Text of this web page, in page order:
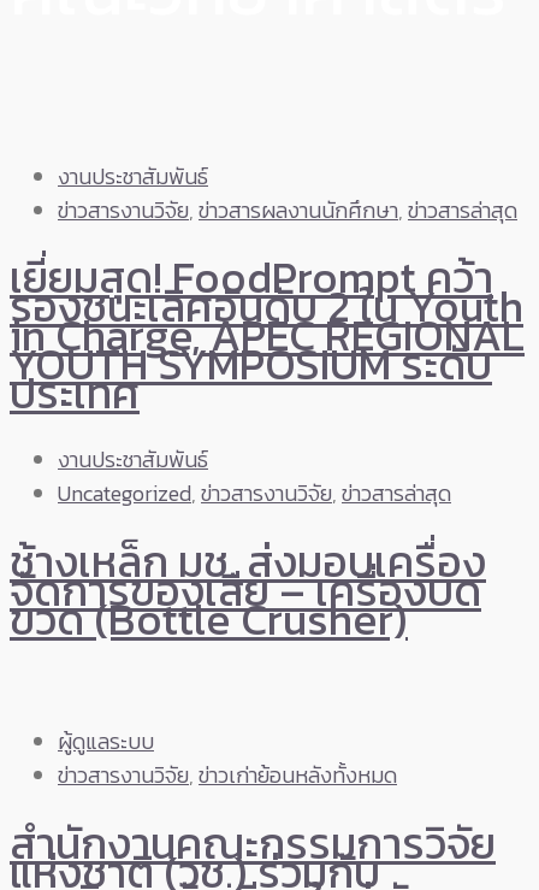
งานประชาสัมพันธ์
ข่าวสารงานวิจัย,ข่าวสารผลงานนักศึกษา,ข่าวสารล่าสุด
เยี่ยมสุด! FoodPrompt คว้า
รองชนะเลิศอันดับ 2 ใน Youth
in Charge, APEC REGIONAL
YOUTH SYMPOSIUM ระดับ
ประเทศ
งานประชาสัมพันธ์
Uncategorized,ข่าวสารงานวิจัย,ข่าวสารล่าสุด
ช้างเหล็ก มช. ส่งมอบเครื่อง
จัดการของเสีย – เครื่องบด
ขวด (Bottle Crusher)
ผู้ดูแลระบบ
ข่าวสารงานวิจัย,ข่าวเก่าย้อนหลังทั้งหมด
สำนักงานคณะกรรมการวิจัย
แห่งชาติ (วช.) ร่วมกับ